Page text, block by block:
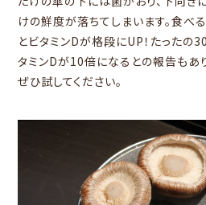
けの鮮度が落ちてしまいます。食べ
とビタミンDが格段にUP！たったの
タミンDが10倍になるとの報告もあ
ぜひ試してください。